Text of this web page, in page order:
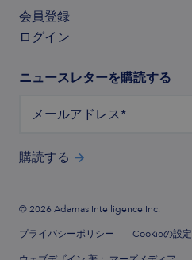
会員登録
ログイン
ニュースレターを購読する
メールアドレス*
購読する
© 2026 Adamas Intelligence Inc.
プライバシーポリシー
Cookieの設定